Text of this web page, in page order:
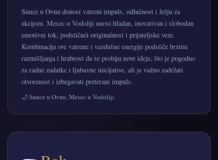
Sunce u Ovnu donosi vatreni impuls, odlučnost i želju za
akcijom. Mesec u Vodoliji unosi hladan, inovativan i slobodan
emotivni tok, podstičući originalnost i prijateljske veze.
Kombinacija ove vatrene i vazdušne energije podstiče brzinu
razmišljanja i hrabrost da se probiju nove ideje, što je pogodno
za radne zadatke i ljubavne inicijative, ali je važno zadržati
otvorenost i izbegavati preterani impuls.
🌙 Sunce u Ovnu, Mesec u Vodoliji